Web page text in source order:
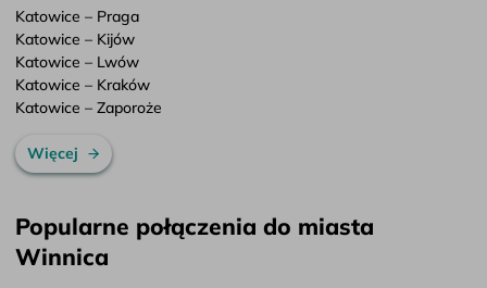
Katowice – Praga
Katowice – Kijów
Katowice – Lwów
Katowice – Kraków
Katowice – Zaporoże
Więcej
Popularne połączenia do miasta
Winnica